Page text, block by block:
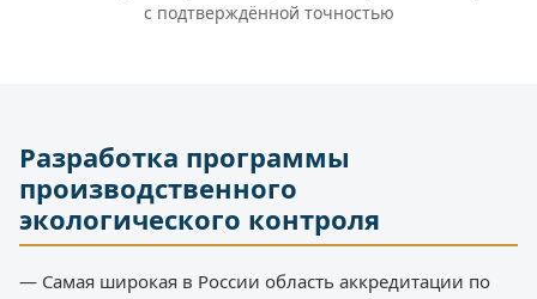
с подтверждённой точностью
Разработка программы
производственного
экологического контроля
— Самая широкая в России область аккредитации по